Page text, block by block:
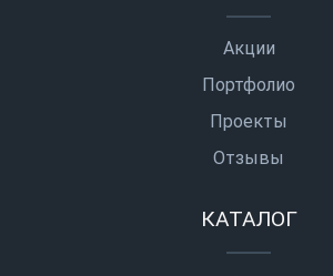
Акции
Портфолио
Проекты
Отзывы
КАТАЛОГ